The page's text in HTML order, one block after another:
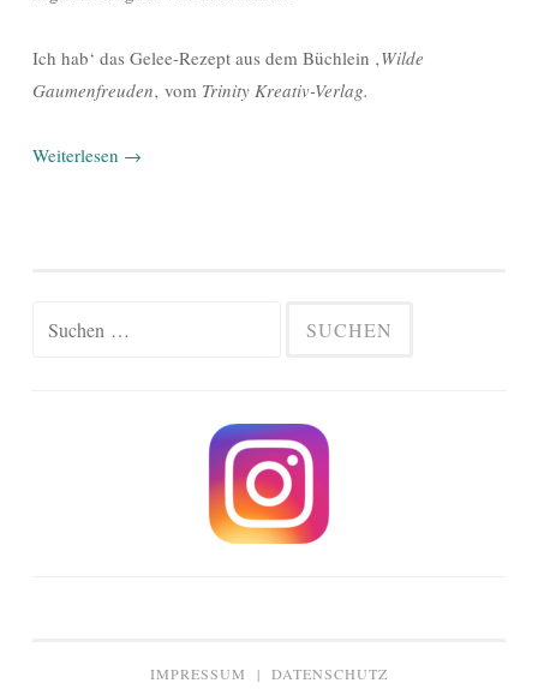
Ich hab‘ das Gelee-Rezept aus dem Büchlein ‚Wilde
Gaumenfreuden‚ vom Trinity Kreativ-Verlag.
Weiterlesen →
Suchen
IMPRESSUM | DATENSCHUTZ